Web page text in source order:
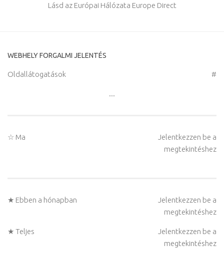
Lásd az Európai Hálózata Europe Direct
WEBHELY FORGALMI JELENTÉS
Oldallátogatások #
...
☆ Ma
Jelentkezzen be a
megtekintéshez
★ Ebben a hónapban
Jelentkezzen be a
megtekintéshez
★ Teljes
Jelentkezzen be a
megtekintéshez